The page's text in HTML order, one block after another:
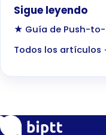
Sigue leyendo
★ Guía de Push-
Todos los artículos